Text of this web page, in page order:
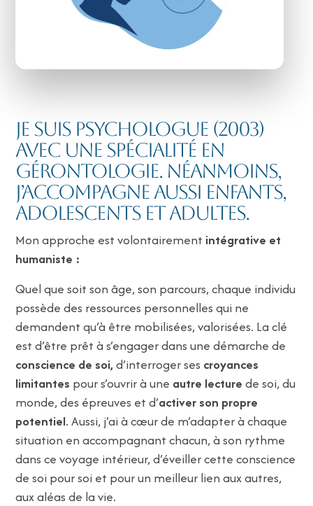
Je suis psychologue (2003)
avec une spécialité en
gérontologie. Néanmoins,
j’accompagne aussi enfants,
adolescents et adultes.
Mon approche est volontairement intégrative et
humaniste :
Quel que soit son âge, son parcours, chaque individu
possède des ressources personnelles qui ne
demandent qu’à être mobilisées, valorisées. La clé
est d’être prêt à s’engager dans une démarche de
conscience de soi, d’interroger ses croyances
limitantes pour s’ouvrir à une autre lecture de soi, du
monde, des épreuves et d’activer son propre
potentiel. Aussi, j’ai à cœur de m’adapter à chaque
situation en accompagnant chacun, à son rythme
dans ce voyage intérieur, d’éveiller cette conscience
de soi pour soi et pour un meilleur lien aux autres,
aux aléas de la vie.